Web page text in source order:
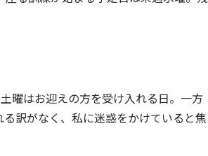
曜はお迎えの方を受け入れる日。一方
訳がなく、私に迷惑をかけていると焦